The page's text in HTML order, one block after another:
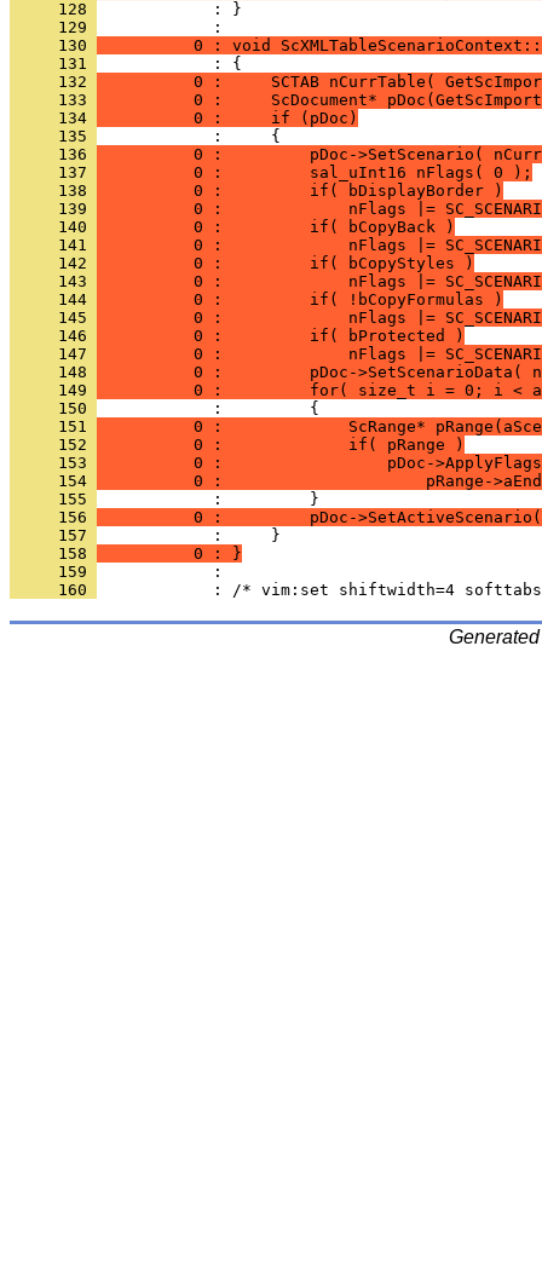
     128
            : }
     129
     130
0 : void
     131
     132
0 :     SCTAB nCurrTable(
     133
0 :     ScDocument*
     134
          0 :     if (pDoc)
     135
     136
0 :         pDoc->SetScenario(
     137
          0 :         sal_uInt16 nFlags( 0 );
     138
          0 :         if( bDisplayBorder )
     139
0 :             nFlags |=
     140
          0 :         if( bCopyBack )
     141
0 :             nFlags |=
     142
          0 :         if( bCopyStyles )
     143
0 :             nFlags |=
     144
          0 :         if( !bCopyFormulas )
     145
0 :             nFlags |=
     146
          0 :         if( bProtected )
     147
0 :             nFlags |=
     148
0 :         pDoc->SetScenarioData(
     149
0 :         for( size_t i = 0; i <
     150
     151
0 :             ScRange*
     152
          0 :             if( pRange )
     153
0 :                 pDoc-
     154
0 :                     pRange-
     155
     156
0 :         pDoc-
     157
     158
          0 : }
     159
     160